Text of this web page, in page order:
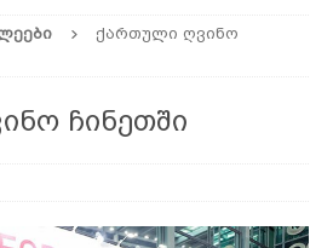
ქართული ღვინო
ჩინეთში